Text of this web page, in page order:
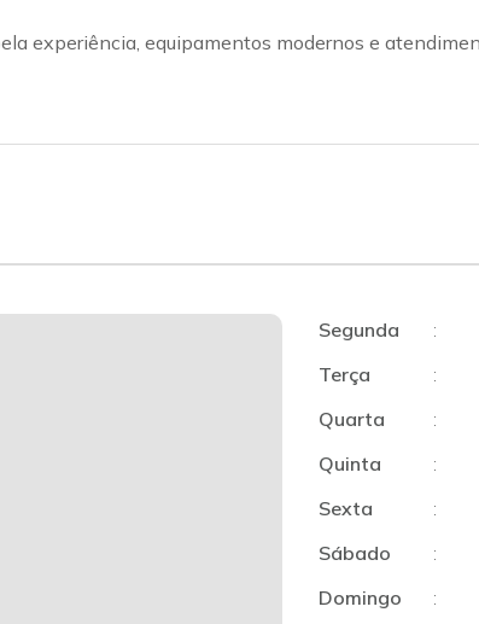
experiência, equipamentos modernos e
Segunda :
Terça
:
Quarta
:
Quinta
:
Sexta
:
Sábado
:
Domingo
: